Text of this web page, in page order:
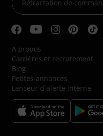
Rétractation de
A propos
Carrières et recrutement
Blog
Petites annonces
Lanceur d´alerte interne